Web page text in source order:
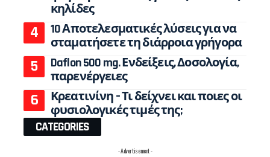
κηλίδες
10 Αποτελεσματικές λύσεις για να
σταματήσετε τη διάρροια γρήγορα
Daflon 500 mg. Ενδείξεις, Δοσολογία,
παρενέργειες
Κρεατινίνη – Τι δείχνει και ποιες οι
φυσιολογικές τιμές της;
CATEGORIES
- Advertisement -